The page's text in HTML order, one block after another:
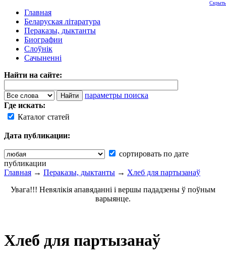
Главная
Беларуская літаратура
Пераказы, дыктанты
Биографии
Слоўнік
Сачыненні
Найти на сайте:
параметры поиска
Где искать:
Каталог статей
Дата публикации:
сортировать по дате
публикации
Скрыть
Главная → Пераказы, дыктанты → Хлеб для партызанаў
Увага!!! Невялікія апавяданні і вершы пададзены ў поўным
варыянце.
Хлеб для партызанаў